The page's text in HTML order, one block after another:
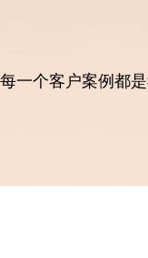
每一个客户案例都